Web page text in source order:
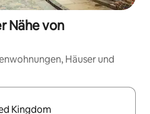
Nähe von
Häuser und
sind, navigiere mit den